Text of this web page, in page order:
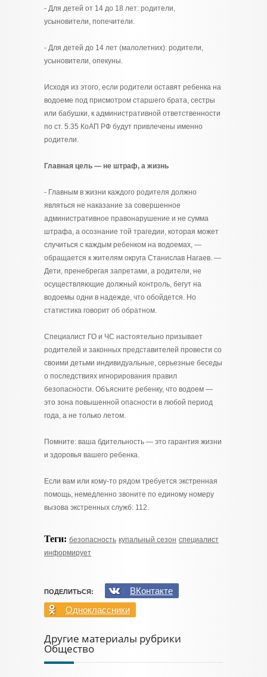
- Для детей от 14 до 18 лет: родители,
усыновители, попечители.
- Для детей до 14 лет (малолетних): родители,
усыновители, опекуны.
Исходя из этого, если родители оставят ребенка на
водоеме под присмотром старшего брата, сестры
или бабушки, к административной ответственности
по ст. 5.35 КоАП РФ будут привлечены именно
родители.
Главная цель — не штраф, а жизнь
- Главным в жизни каждого родителя должно
являться не наказание за совершенное
административное правонарушение и не сумма
штрафа, а осознание той трагедии, которая может
случиться с каждым ребенком на водоемах, —
обращается к жителям округа Станислав Нагаев. —
Дети, пренебрегая запретами, а родители, не
осуществляющие должный контроль, бегут на
водоемы одни в надежде, что обойдется. Но
статистика говорит об обратном.
Специалист ГО и ЧС настоятельно призывает
родителей и законных представителей провести со
своими детьми индивидуальные, серьезные беседы
о последствиях игнорирования правил
безопасности. Объясните ребенку, что водоем —
это зона повышенной опасности в любой период
года, а не только летом.
Помните: ваша бдительность — это гарантия жизни
и здоровья вашего ребенка.
Если вам или кому-то рядом требуется экстренная
помощь, немедленно звоните по единому номеру
вызова экстренных служб: 112.
Теги: безопасность купальный сезон специалист
информирует
ПОДЕЛИТЬСЯ:
ВКонтакте
Одноклассники
Другие материалы рубрики
Общество